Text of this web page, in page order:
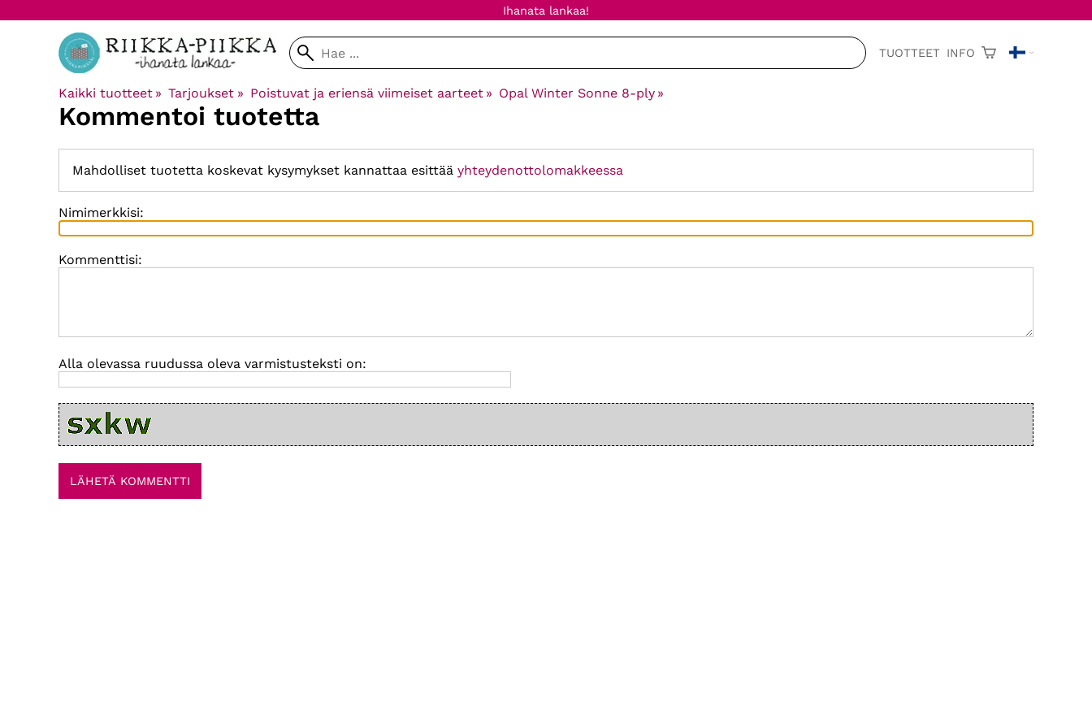
Ihanata lankaa!
TUOTTEET INFO
Kaikki tuotteet ‪» Tarjoukset ‪» Poistuvat ja eriensä viimeiset aarteet ‪» Opal Winter Sonne 8-ply ‪»
Kommentoi tuotetta
Mahdolliset tuotetta koskevat kysymykset kannattaa esittää yhteydenottolomakkeessa
Nimimerkkisi:
Kommenttisi:
Alla olevassa ruudussa oleva varmistusteksti on: